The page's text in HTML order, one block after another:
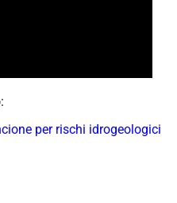
per rischi idrogeologici